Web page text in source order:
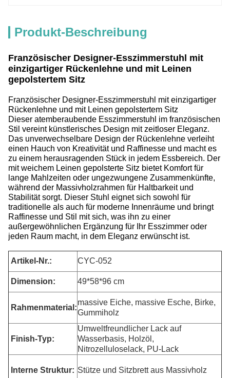
Produkt-Beschreibung
Französischer Designer-Esszimmerstuhl mit
einzigartiger Rückenlehne und mit Leinen
gepolstertem Sitz
Französischer Designer-Esszimmerstuhl mit einzigartiger
Rückenlehne und mit Leinen gepolstertem Sitz
Dieser atemberaubende Esszimmerstuhl im französischen
Stil vereint künstlerisches Design mit zeitloser Eleganz.
Das unverwechselbare Design der Rückenlehne verleiht
einen Hauch von Kreativität und Raffinesse und macht es
zu einem herausragenden Stück in jedem Essbereich. Der
mit weichem Leinen gepolsterte Sitz bietet Komfort für
lange Mahlzeiten oder ungezwungene Zusammenkünfte,
während der Massivholzrahmen für Haltbarkeit und
Stabilität sorgt. Dieser Stuhl eignet sich sowohl für
traditionelle als auch für moderne Innenräume und bringt
Raffinesse und Stil mit sich, was ihn zu einer
außergewöhnlichen Ergänzung für Ihr Esszimmer oder
jeden Raum macht, in dem Eleganz erwünscht ist.
Artikel-Nr.: CYC-052
Dimension: 49*58*96 cm
Rahmenmaterial:
massive Eiche, massive Esche, Birke,
Gummiholz
Finish-Typ:
Umweltfreundlicher Lack auf
Wasserbasis, Holzöl,
Nitrozelluloselack, PU-Lack
Interne Struktur: Stütze und Sitzbrett aus Massivholz